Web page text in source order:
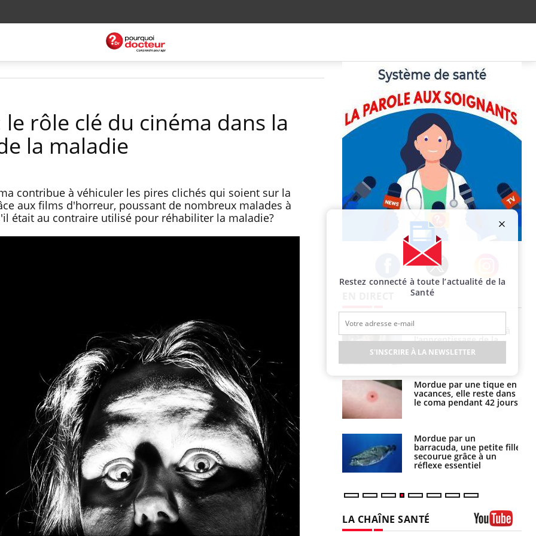
rôle clé du cinéma dans la
la maladie
contribue à véhiculer les pires clichés qui soient sur la
aux films d'horreur, poussant de nombreux malades à
était au contraire utilisé pour réhabiliter la maladie?
Facebook Twitter Instagram
Le Viagra pourrait-il
freiner la propagation du
cancer ?
Pourquoi manger moins
de protéines pourrait
finalement être bénéfique
Grossesse et chaleur : ce
que dit la science
l'apprentissage de la
lecture ?
Mordue par une tique en
vacances, elle reste dans
le coma pendant 42 jours
Mordue par un
barracuda, une petite fille
secourue grâce à un
réflexe essentiel
quelle est l’origine de la
contamination ?
Allergies alimentaires :
une nouvelle arme contre
les réactions sévères
Comment gérer le
sommeil des enfants en
vacances ?
LA CHAÎNE SANTÉ
Restez connecté à toute l’actualité de la
Santé
S'INSCRIRE À LA NEWSLETTER